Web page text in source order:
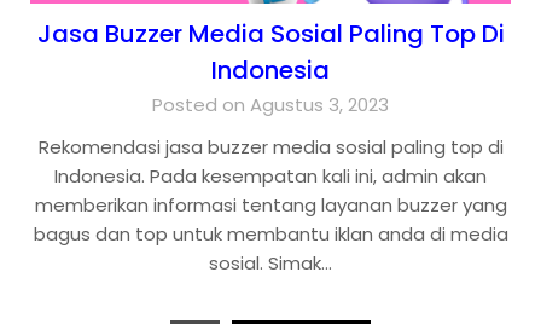
Jasa Buzzer Media Sosial Paling Top Di
Indonesia
Posted on Agustus 3, 2023
Rekomendasi jasa buzzer media sosial paling top di
Indonesia. Pada kesempatan kali ini, admin akan
memberikan informasi tentang layanan buzzer yang
bagus dan top untuk membantu iklan anda di media
sosial. Simak…